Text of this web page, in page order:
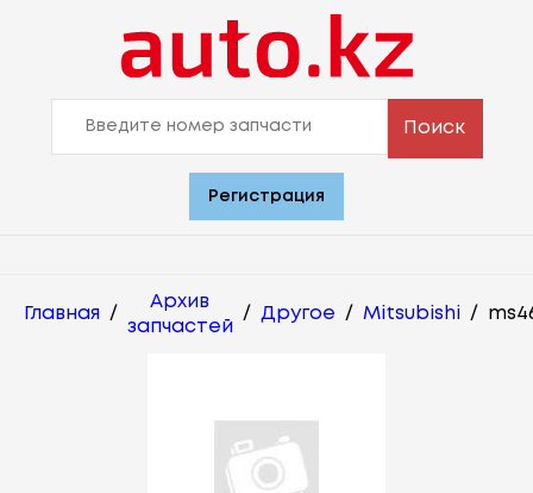
Поиск
Регистрация
Главная /
Архив
запчастей
/ Другое / Mitsubishi /